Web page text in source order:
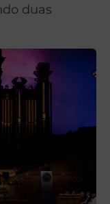
duas